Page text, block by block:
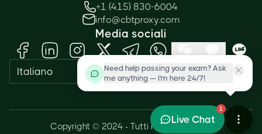
+1 (415) 830-6004
info@cbtproxy.com
Media sociali
Italiano
Copyright © 2024 - Tutti i diritti riservati.
Need help passing your exam? Ask
me anything — I'm here 24/7!
1
Live Chat